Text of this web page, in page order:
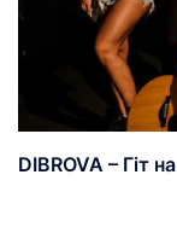
DIBROVA – Гіт